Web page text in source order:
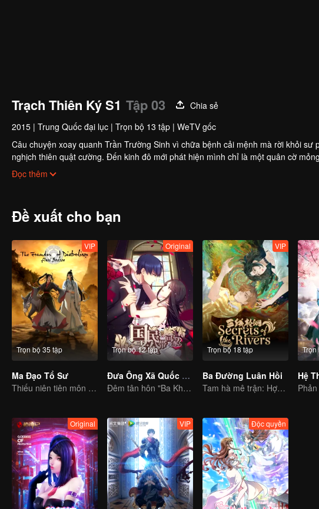
Trạch Thiên Ký S1 Tập 03
Chia sẻ
2015 | Trung Quốc đại lục | Trọn bộ 13 tập | WeTV gốc
Câu chuyện xoay quanh Trần Trường Sinh vì chữa bệnh cải mệnh mà rời khỏi
nghịch thiên quật cường. Đến kinh đô mới phát hiện mình chỉ là một quân cờ
bản cờ quyết đấu một trận sống còn với thiên hạ…
Đọc thêm
Đề xuất cho bạn
Trọn bộ 35 tập
VIP
Ma Đạo Tổ Sư
Thiếu niên tiên môn trừ hại xua đuổi ta ma cho người dân
Trọn bộ 12 tập
Original
Đưa Ông Xã Quốc Dân Về Nhà (S1)
Đêm tân hôn "Ba Không"
Trọn bộ 18 tập
VIP
Ba Đường Luân Hồi
Tam hà mê trận: Hợp sức giải mã bí ẩn luân hồi
Trọn
Original VIP Độc quyền